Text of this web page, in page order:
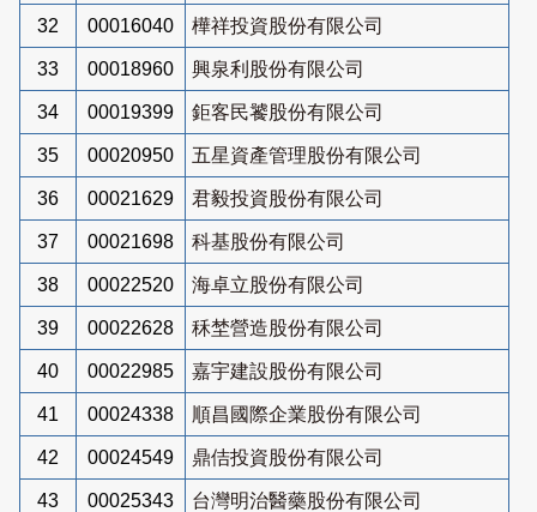
32 00016040 樺祥投資股份有限公司
33 00018960 興泉利股份有限公司
34 00019399 鉅客民饕股份有限公司
35 00020950 五星資產管理股份有限公司
36 00021629 君毅投資股份有限公司
37 00021698 科基股份有限公司
38 00022520 海卓立股份有限公司
39 00022628 秝埜營造股份有限公司
40 00022985 嘉宇建設股份有限公司
41 00024338 順昌國際企業股份有限公司
42 00024549 鼎佶投資股份有限公司
43 00025343 台灣明治醫藥股份有限公司